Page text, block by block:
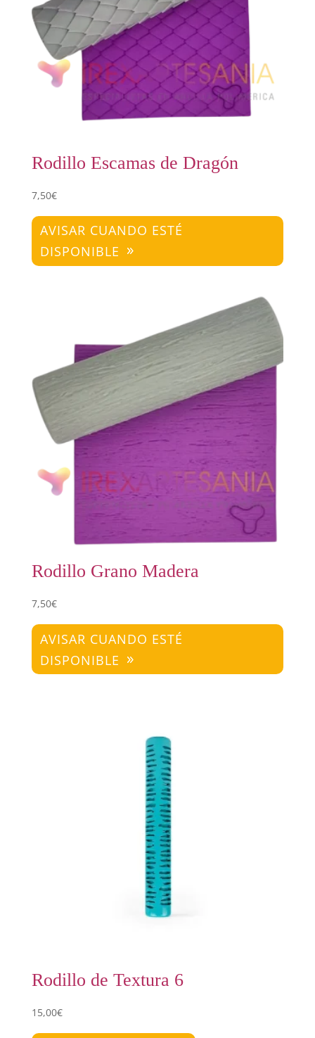
Rodillo Escamas de Dragón
7,50€
AVISAR CUANDO ESTÉ
DISPONIBLE
Rodillo Grano Madera
7,50€
AVISAR CUANDO ESTÉ
DISPONIBLE
Rodillo de Textura 6
15,00€